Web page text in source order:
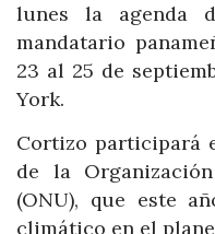
lunes la agenda
mandatario
23 al 25 de
York.
Cortizo participará
de la
(ONU), que este
climático en el